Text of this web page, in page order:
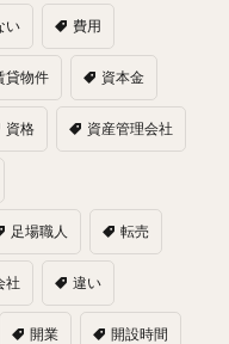
い 費用
貸物件 資本金
資格 資産管理会社
足場職人 転売
社 違い
開業 開設時間